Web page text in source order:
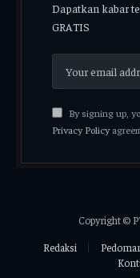
Dapatkan kabar
GRATIS
By signing up,
Privacy Policy
Copyright ©
Redaksi